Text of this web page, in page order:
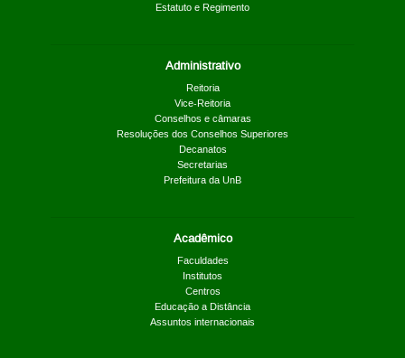
Estatuto e Regimento
Administrativo
Reitoria
Vice-Reitoria
Conselhos e câmaras
Resoluções dos Conselhos Superiores
Decanatos
Secretarias
Prefeitura da UnB
Acadêmico
Faculdades
Institutos
Centros
Educação a Distância
Assuntos internacionais